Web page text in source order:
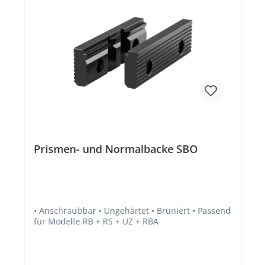
Prismen- und Normalbacke SBO
• Anschraubbar • Ungehärtet • Brüniert • Passend
für Modelle RB + RS + UZ + RBA